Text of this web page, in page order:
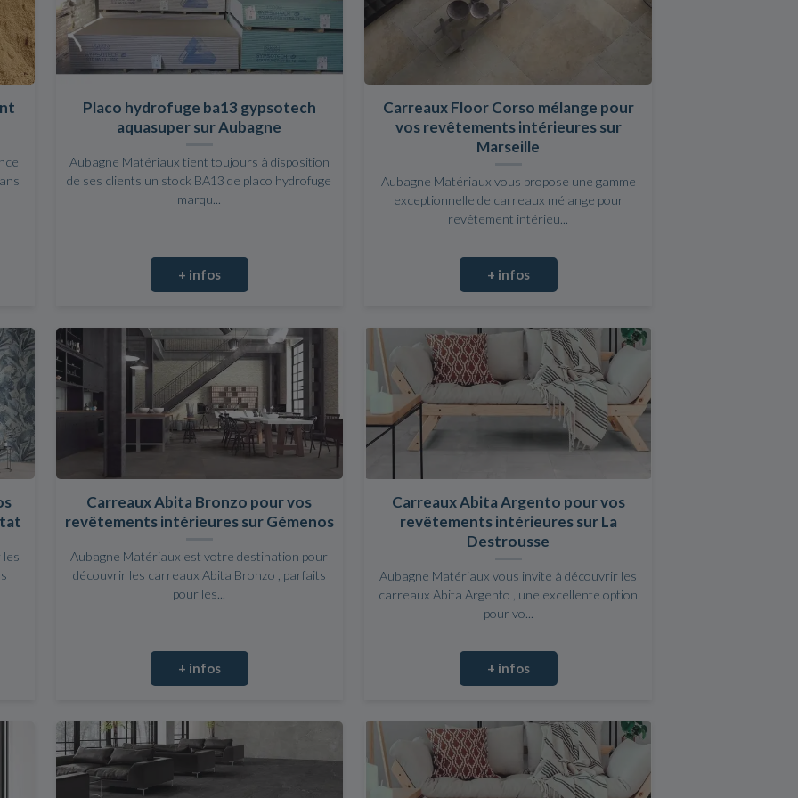
Placo hydrofuge ba13 gypsotech
aquasuper sur Aubagne
Aubagne Matériaux tient toujours à disposition
de ses clients un stock BA13 de placo hydrofuge
marqu...
+ infos
Carreaux Floor Corso mélange pour
vos revêtements intérieures sur
Marseille
Aubagne Matériaux vous propose une gamme
exceptionnelle de carreaux mélange pour
revêtement intérieu...
+ infos
les
Carreaux Abita Bronzo pour vos
revêtements intérieures sur Gémenos
Aubagne Matériaux est votre destination pour
découvrir les carreaux Abita Bronzo , parfaits
pour les...
+ infos
Carreaux Abita Argento pour vos
revêtements intérieures sur La
Destrousse
Aubagne Matériaux vous invite à découvrir les
carreaux Abita Argento , une excellente option
pour vo...
+ infos